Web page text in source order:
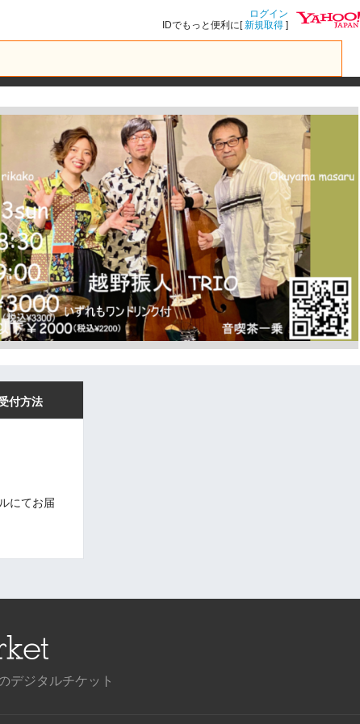
ログイン
IDでもっと便利に[新規取得 ]
付方法
にてお届
デジタルチケット